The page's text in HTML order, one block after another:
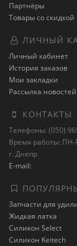
Партнёры
Товары со скидкой
ЛИЧНЫЙ
Личный кабинет
История заказов
Мои закладки
Рассылка новостей
КОНТАКТЫ
Телефоны: (050)
Время работы: ПН-
г. Днепр
E-mail:
Запчасти для
Жидкая латка
Силикон Select
Силикон Keitech